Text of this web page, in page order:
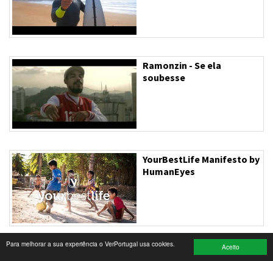
Aceito
Para melhorar a sua experiência o VerPortugal usa cookies.
Turismo e Lazer
Desporto
Electrónica e Informática
Saúde
Banca e Seguros
Ciência e Investigação
Cinema
Multimédia
Sugestões
Ramonzin - Se ela
soubesse
YourBestLife Manifesto by
HumanEyes
Orquestra Bamba Social &